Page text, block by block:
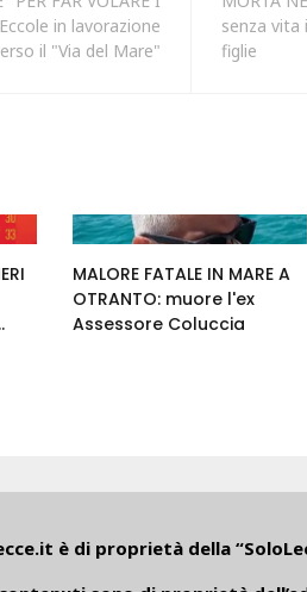
in lavorazione
il "Via del Mare"
senza vita
figlie
MALORE FATALE IN MARE A
OTRANTO: muore l'ex
Assessore Coluccia
è di proprietà della